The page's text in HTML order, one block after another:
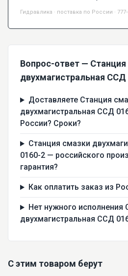
Гидравлика · поставка по России ·
Вопрос-ответ — Станция
двухмагистральная ССД
Доставляете Станция
двухмагистральная ССД
России? Сроки?
Станция смазки
0160-2 — российского
гарантия?
Как оплатить заказ из
Нет нужного исполнения
двухмагистральная ССД
С этим товаром берут